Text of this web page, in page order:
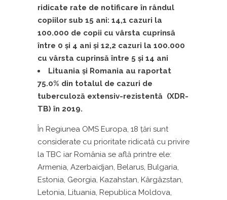
ridicate rate de notificare în rândul
copiilor sub 15 ani: 14,1 cazuri la
100.000 de copii cu vârsta cuprinsă
între 0 și 4 ani și 12,2 cazuri la 100.000
cu vârsta cuprinsă între 5 și 14 ani
Lituania şi Romania au raportat
75.0% din totalul de cazuri de
tuberculoză extensiv-rezistentă (XDR-
TB) în 2019.
În Regiunea OMS Europa, 18 țări sunt
considerate cu prioritate ridicată cu privire
la TBC iar România se află printre ele:
Armenia, Azerbaidjan, Belarus, Bulgaria,
Estonia, Georgia, Kazahstan, Kârgâzstan,
Letonia, Lituania, Republica Moldova,